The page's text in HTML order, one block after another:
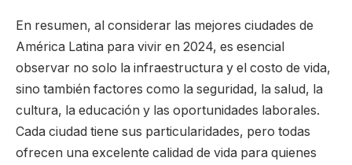
En resumen, al considerar las mejores ciudades de
América Latina para vivir en 2024, es esencial
observar no solo la infraestructura y el costo de vida,
sino también factores como la seguridad, la salud, la
cultura, la educación y las oportunidades laborales.
Cada ciudad tiene sus particularidades, pero todas
ofrecen una excelente calidad de vida para quienes